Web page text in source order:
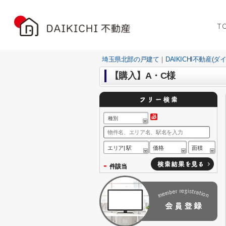
埼玉県北部の戸建て｜DAIKICHI不動産(ダ
【購入】A・C様
種別
エリア| 駅 価格 面積
- 件該当